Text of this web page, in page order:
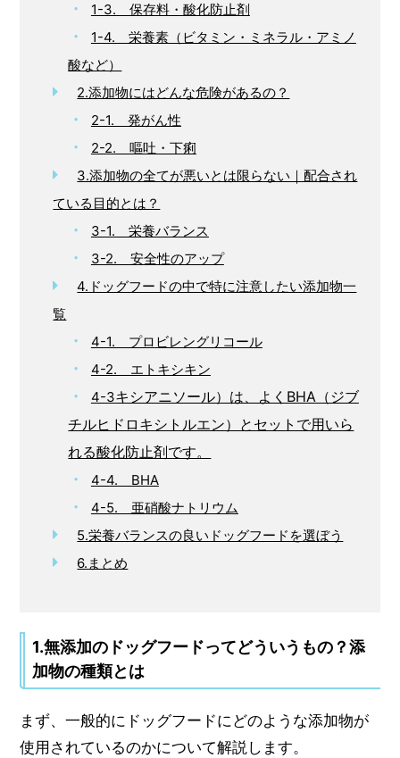
1-3. 保存料・酸化防止剤
1-4. 栄養素（ビタミン・ミネラル・アミノ
酸など）
2.添加物にはどんな危険があるの？
2-1. 発がん性
2-2. 嘔吐・下痢
3.添加物の全てが悪いとは限らない｜配合され
ている目的とは？
3-1. 栄養バランス
3-2. 安全性のアップ
4.ドッグフードの中で特に注意したい添加物一
覧
4-1. プロビレングリコール
4-2. エトキシキン
4-3キシアニソール）は、よくBHA（ジブ
チルヒドロキシトルエン）とセットで用いら
れる酸化防止剤です。
4-4. BHA
4-5. 亜硝酸ナトリウム
5.栄養バランスの良いドッグフードを選ぼう
6.まとめ
1.無添加のドッグフードってどういうもの？添
加物の種類とは
まず、一般的にドッグフードにどのような添加物が
使用されているのかについて解説します。